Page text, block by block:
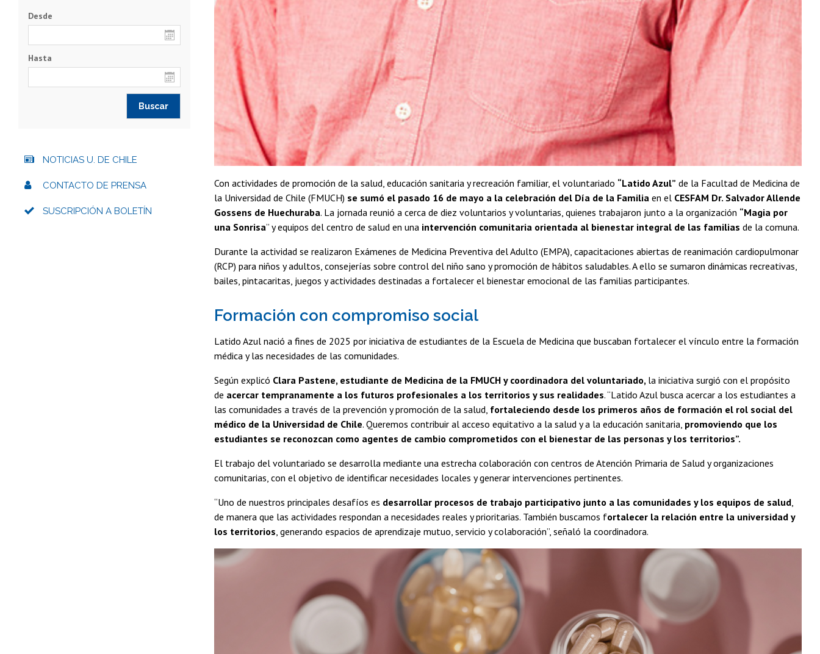
Con actividades de promoción de la salud, educación sanitaria y recreación familiar, el voluntariado “Latido Azul” de la Facultad de Medicina de
la Universidad de Chile (FMUCH) se sumó el pasado 16 de mayo a la celebración del Día de la Familia en el CESFAM Dr. Salvador Allende
Gossens de Huechuraba. La jornada reunió a cerca de diez voluntarios y voluntarias, quienes trabajaron junto a la organización “Magia por
una Sonrisa” y equipos del centro de salud en una intervención comunitaria orientada al bienestar integral de las familias de la comuna.
Durante la actividad se realizaron Exámenes de Medicina Preventiva del Adulto (EMPA), capacitaciones abiertas de reanimación cardiopulmonar
(RCP) para niños y adultos, consejerías sobre control del niño sano y promoción de hábitos saludables. A ello se sumaron dinámicas recreativas,
bailes, pintacaritas, juegos y actividades destinadas a fortalecer el bienestar emocional de las familias participantes.
Formación con compromiso social
Latido Azul nació a fines de 2025 por iniciativa de estudiantes de la Escuela de Medicina que buscaban fortalecer el vínculo entre la formación
médica y las necesidades de las comunidades.
Según explicó Clara Pastene, estudiante de Medicina de la FMUCH y coordinadora del voluntariado, la iniciativa surgió con el propósito
de acercar tempranamente a los futuros profesionales a los territorios y sus realidades. “Latido Azul busca acercar a los estudiantes a
las comunidades a través de la prevención y promoción de la salud, fortaleciendo desde los primeros años de formación el rol social del
médico de la Universidad de Chile. Queremos contribuir al acceso equitativo a la salud y a la educación sanitaria, promoviendo que los
estudiantes se reconozcan como agentes de cambio comprometidos con el bienestar de las personas y los territorios”.
El trabajo del voluntariado se desarrolla mediante una estrecha colaboración con centros de Atención Primaria de Salud y organizaciones
comunitarias, con el objetivo de identificar necesidades locales y generar intervenciones pertinentes.
“Uno de nuestros principales desafíos es desarrollar procesos de trabajo participativo junto a las comunidades y los equipos de salud
de manera que las actividades respondan a necesidades reales y prioritarias. También buscamos fortalecer la relación entre la universidad y
los territorios , generando espacios de aprendizaje mutuo, servicio y colaboración”, señaló la coordinadora.
Desde
Hasta
NOTICIAS U. DE CHILE
CONTACTO DE PRENSA
SUSCRIPCIÓN A BOLETÍN